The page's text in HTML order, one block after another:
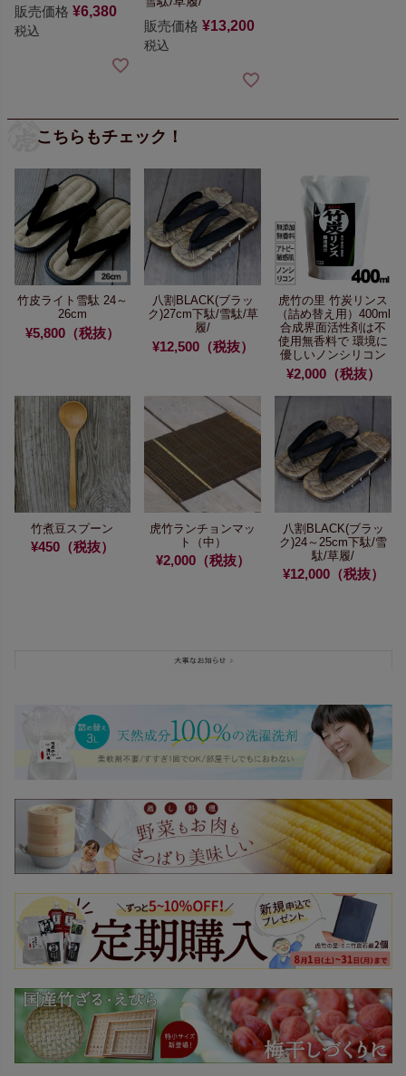
販売価格 ¥6,380
税込 販売価格 ¥13,200
税込
こちらもチェック！
竹皮ライト雪駄 24～
26cm
¥5,800（税抜）
八割BLACK(ブラッ
ク)27cm下駄/雪駄/草
履/
¥12,500（税抜）
虎竹の里 竹炭リンス
（詰め替え用）400ml
合成界面活性剤は不
使用無香料で 環境に
優しいノンシリコン
¥2,000（税抜）
竹煮豆スプーン
¥450（税抜）
虎竹ランチョンマッ
ト（中）
¥2,000（税抜）
八割BLACK(ブラッ
ク)24～25cm下駄/雪
駄/草履/
¥12,000（税抜）